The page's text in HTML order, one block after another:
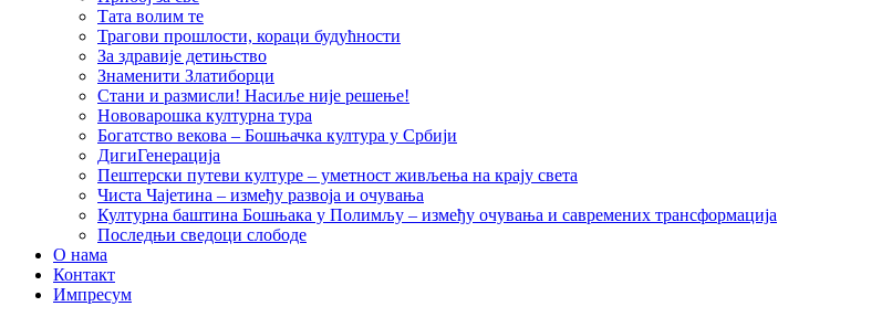
Тата волим те
Трагови прошлости, кораци будућности
За здравије детињство
Знаменити Златиборци
Стани и размисли! Насиље није решење!
Нововарошка културна тура
Богатство векова – Бошњачка култура у Србији
ДигиГенерација
Пештерски путеви културе – уметност живљења на крају света
Чиста Чајетина – између развоја и очувања
Културна баштина Бошњака у Полимљу – између очувања и савремених трансформација
Последњи сведоци слободе
О нама
Контакт
Импресум